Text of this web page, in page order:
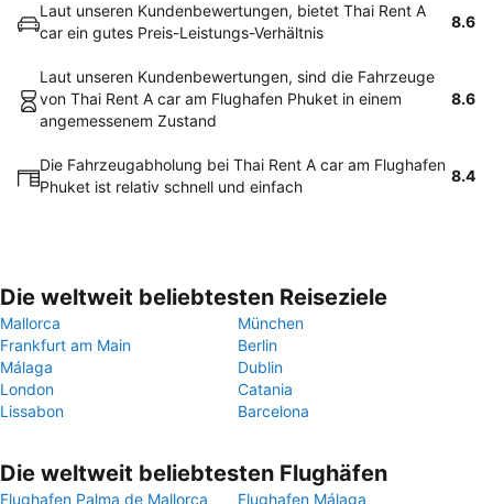
Laut unseren Kundenbewertungen, bietet Thai Rent A
car ein gutes Preis-Leistungs-Verhältnis
8.6
Laut unseren Kundenbewertungen, sind die Fahrzeuge
von Thai Rent A car am Flughafen Phuket in einem
angemessenem Zustand
8.6
Die Fahrzeugabholung bei Thai Rent A car am Flughafen
Phuket ist relativ schnell und einfach
8.4
Die weltweit beliebtesten Reiseziele
Mallorca
München
Frankfurt am Main
Berlin
Málaga
Dublin
London
Catania
Lissabon
Barcelona
Die weltweit beliebtesten Flughäfen
Flughafen Palma de Mallorca Flughafen Málaga